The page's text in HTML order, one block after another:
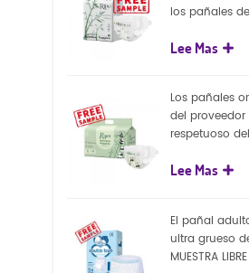
los pañales
capa superficial
Lee Mas
Los pañales
del proveedor
respetuoso
llegada
de la
Lee Mas
El pañal
ultra grueso
MUESTRA